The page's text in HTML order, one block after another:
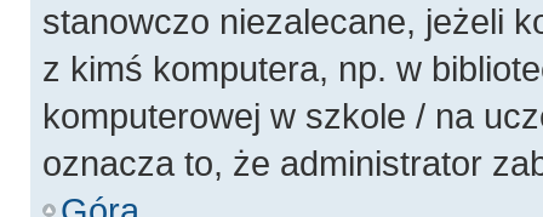
stanowczo niezalecane, jeżeli
z kimś komputera, np. w
komputerowej w szkole / na
oznacza to, że administrator